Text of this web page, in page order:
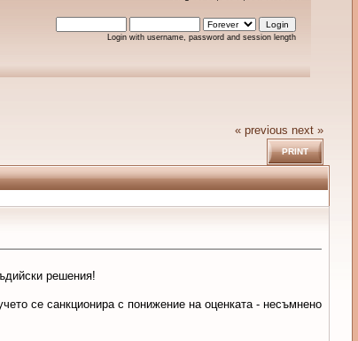
Login with username, password and session length
« previous next »
PRINT
решения!
се санкционира с понижение на оценката - несъмнено